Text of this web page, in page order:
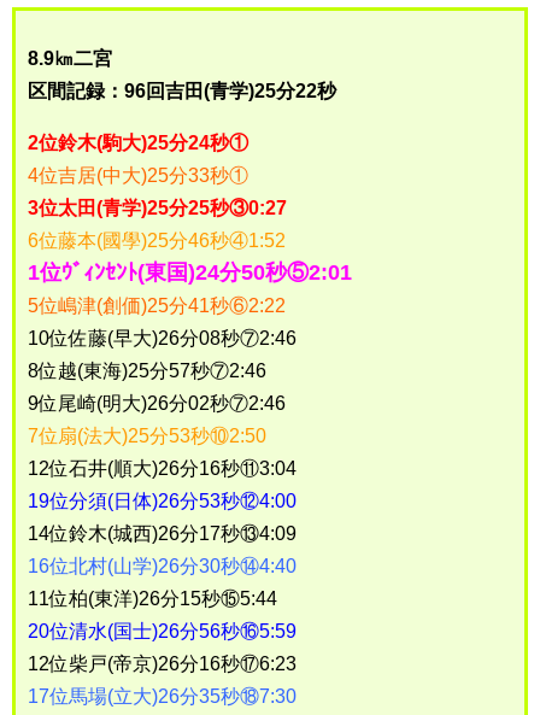
8.9㎞二宮
区間記録：96回吉田(青学)25分22秒
2位鈴木(駒大)25分24秒①
4位吉居(中大)25分33秒①
3位太田(青学)25分25秒③0:27
6位藤本(國學)25分46秒④1:52
1位ｳﾞｨﾝｾﾝﾄ(東国)24分50秒⑤2:01
5位嶋津(創価)25分41秒⑥2:22
10位佐藤(早大)26分08秒⑦2:46
8位越(東海)25分57秒⑦2:46
9位尾崎(明大)26分02秒⑦2:46
7位扇(法大)25分53秒⑩2:50
12位石井(順大)26分16秒⑪3:04
19位分須(日体)26分53秒⑫4:00
14位鈴木(城西)26分17秒⑬4:09
16位北村(山学)26分30秒⑭4:40
11位柏(東洋)26分15秒⑮5:44
20位清水(国士)26分56秒⑯5:59
12位柴戸(帝京)26分16秒⑰6:23
17位馬場(立大)26分35秒⑱7:30